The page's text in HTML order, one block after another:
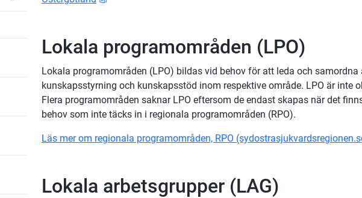
för
ProgramområdenLokala programområden (LPO)
Lokala programområden (LPO) bildas vid behov för att leda och samordna
kunskapsstyrning och kunskapsstöd inom respektive område. LPO är inte
Flera programområden saknar LPO eftersom de endast skapas när det
behov som inte täcks in i regionala programområden (RPO).
Läs mer om regionala programområden, RPO
Lokala arbetsgrupper (LAG)